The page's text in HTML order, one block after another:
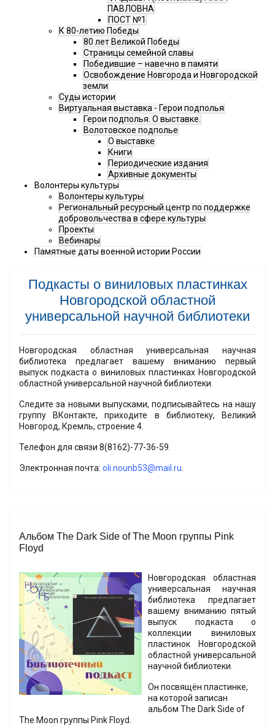
ПАВЛОВНА
ПОСТ №1
К 80-летию Победы
80 лет Великой Победы
Страницы семейной славы
Победившие – навечно в памяти
Освобождение Новгорода и Новгородской
земли
Суды истории
Виртуальная выставка - Герои подполья
Герои подполья. О выставке.
Волотовское подполье
О выставке
Книги
Периодические издания
Архивные документы
Волонтеры культуры
Волонтеры культуры
Региональный ресурсный центр по поддержке
добровольчества в сфере культуры
Проекты
Вебинары
Памятные даты военной истории России
Подкасты о виниловых пластинках
Новгородской областной
универсальной научной библиотеки
Новгородская областная универсальная научная
библиотека предлагает вашему вниманию первый
выпуск подкаста о виниловых пластинках Новгородской
областной универсальной научной библиотеки.
Следите за новыми выпусками, подписывайтесь на нашу
группу ВКонтакте, приходите в библиотеку, Великий
Новгород, Кремль, строение 4.
Телефон для связи 8(8162)-77-36-59.
Электронная почта: oli.nounb53@mail.ru.
Альбом The Dark Side of The Moon группы Pink
Floyd
Новгородская областная
универсальная научная
библиотека предлагает
вашему вниманию пятый
выпуск подкаста о
коллекции виниловых
пластинок Новгородской
областной универсальной
научной библиотеки.
Он посвящён пластинке,
на которой записан
альбом The Dark Side of
The Moon группы Pink Floyd.